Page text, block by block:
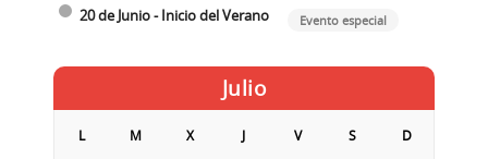
20 de Junio - Inicio del Verano Evento especial
Julio
L M X J V S D